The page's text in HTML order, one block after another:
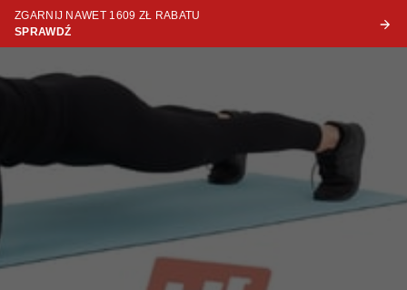
ZGARNIJ NAWET 1609 ZŁ RABATU
SPRAWDŹ